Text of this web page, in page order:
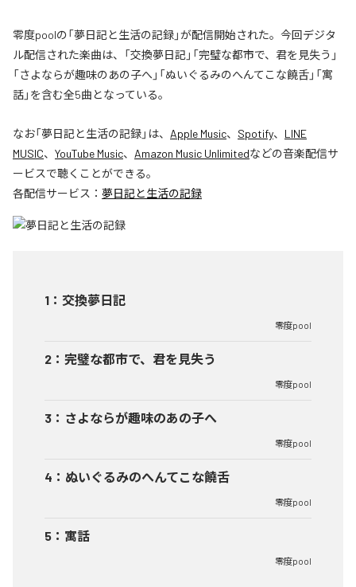
零度poolの「夢日記と生活の記録」が配信開始された。今回デジタ
ル配信された楽曲は、「交換夢日記」「完璧な都市で、君を見失う」
「さよならが趣味のあの子へ」「ぬいぐるみのへんてこな饒舌」「寓
話」を含む全5曲となっている。
なお「夢日記と生活の記録」は、 Apple Music、 Spotify、 LINE
MUSIC、 YouTube Music、 Amazon Music Unlimitedなどの音楽配信サ
ービスで聴くことができる。
各配信サービス： 夢日記と生活の記録
1 ： 交換夢日記
零度pool
2 ： 完璧な都市で、君を見失う
零度pool
3 ： さよならが趣味のあの子へ
零度pool
4 ： ぬいぐるみのへんてこな饒舌
零度pool
5 ： 寓話
零度pool